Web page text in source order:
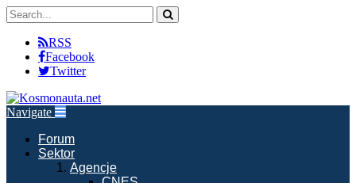
RSS
Facebook
Twitter
Navigate
Forum
Sektor
Agencje